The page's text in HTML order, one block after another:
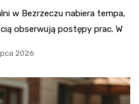
w Bezrzeczu nabiera tempa,
obserwują postępy prac. W
2026